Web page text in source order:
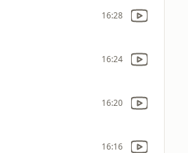
16:28
16:24
16:20
16:16